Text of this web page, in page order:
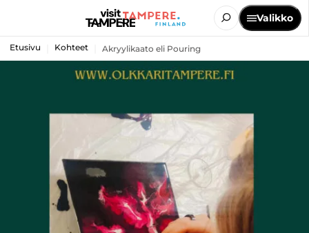
Valikko
Etusivu Kohteet Akryylikaato eli Pouring